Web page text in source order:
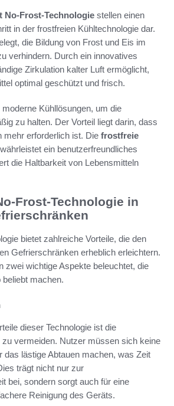
No-Frost-Technologie stellen einen
in der frostfreien Kühltechnologie dar.
die Bildung von Frost und Eis im
verhindern. Durch ein innovatives
Zirkulation kalter Luft ermöglicht,
optimal geschützt und frisch.
Kühllösungen, um die
zu halten. Der Vorteil liegt darin, dass
mehr erforderlich ist. Die frostfreie
ein benutzerfreundliches
die Haltbarkeit von Lebensmitteln
Frost-Technologie in
bietet zahlreiche Vorteile, die den
Gefrierschränken erheblich erleichtern.
zwei wichtige Aspekte beleuchtet, die
beliebt machen.
dieser Technologie ist die
zu vermeiden. Nutzer müssen sich keine
das lästige Abtauen machen, was Zeit
trägt nicht nur zur
bei, sondern sorgt auch für eine
Reinigung des Geräts.